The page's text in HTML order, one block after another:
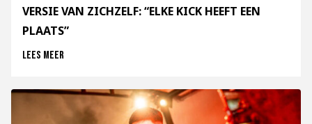
VERSIE VAN ZICHZELF: “ELKE KICK HEEFT EEN
PLAATS”
Lees meer